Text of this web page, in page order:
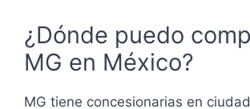
¿Dónde puedo
MG en México?
MG tiene concesionarias en